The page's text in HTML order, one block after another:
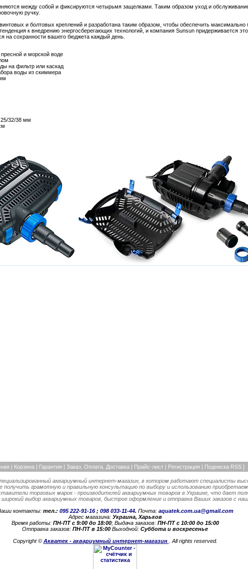
между собой и фиксируются четырьмя защелками. Таким образом уход и
ручку.
и болтовых креплений и разработана таким образом, чтобы обеспечить
к внедрению энергосберегающих технологий, и компания Sunsun придерживается
на сохранности вашего бюджета каждый день.
и морской воде
на фильтр или каскад
воды из скиммера
25/32/38 мм
| Корзина | Гарантия | Заказ. Оплата. Доставка | Прайс-лист| Регистрация | Подписка RSS]
аквариумный интернет-магазин, в котором работают специалисты
получить грамотную и правильную консультацию по выбору и использованию
торговых марок - производителей аквариумных товаров в Украине, что дает
выбор аквариумных товаров, быстрое оформление и отправка Ваших заказов с
контакты: тел.: 095 222-91-16 ; 098 033-11-44. Почта: aquatek.com.ua@gmail.com
Адрес магазина: Украина, Харьков
Время работы: ПН-ПТ с 9:00 до 18:00; Выдача заказов: ПН-ПТ с 10:00 до 15:00
Отправка заказов: ПН-ПТ в 15:00 Выходной: Суббота и воскресенье
Copyright © Акватек - аквариумный интернет-магазин . All rights reserved.